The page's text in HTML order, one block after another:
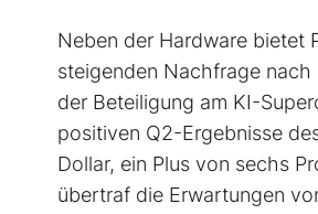
Neben der Hardware bietet
steigenden Nachfrage
der Beteiligung am KI-
positiven Q2-Ergebnisse
Dollar, ein Plus von sechs
übertraf die Erwartungen